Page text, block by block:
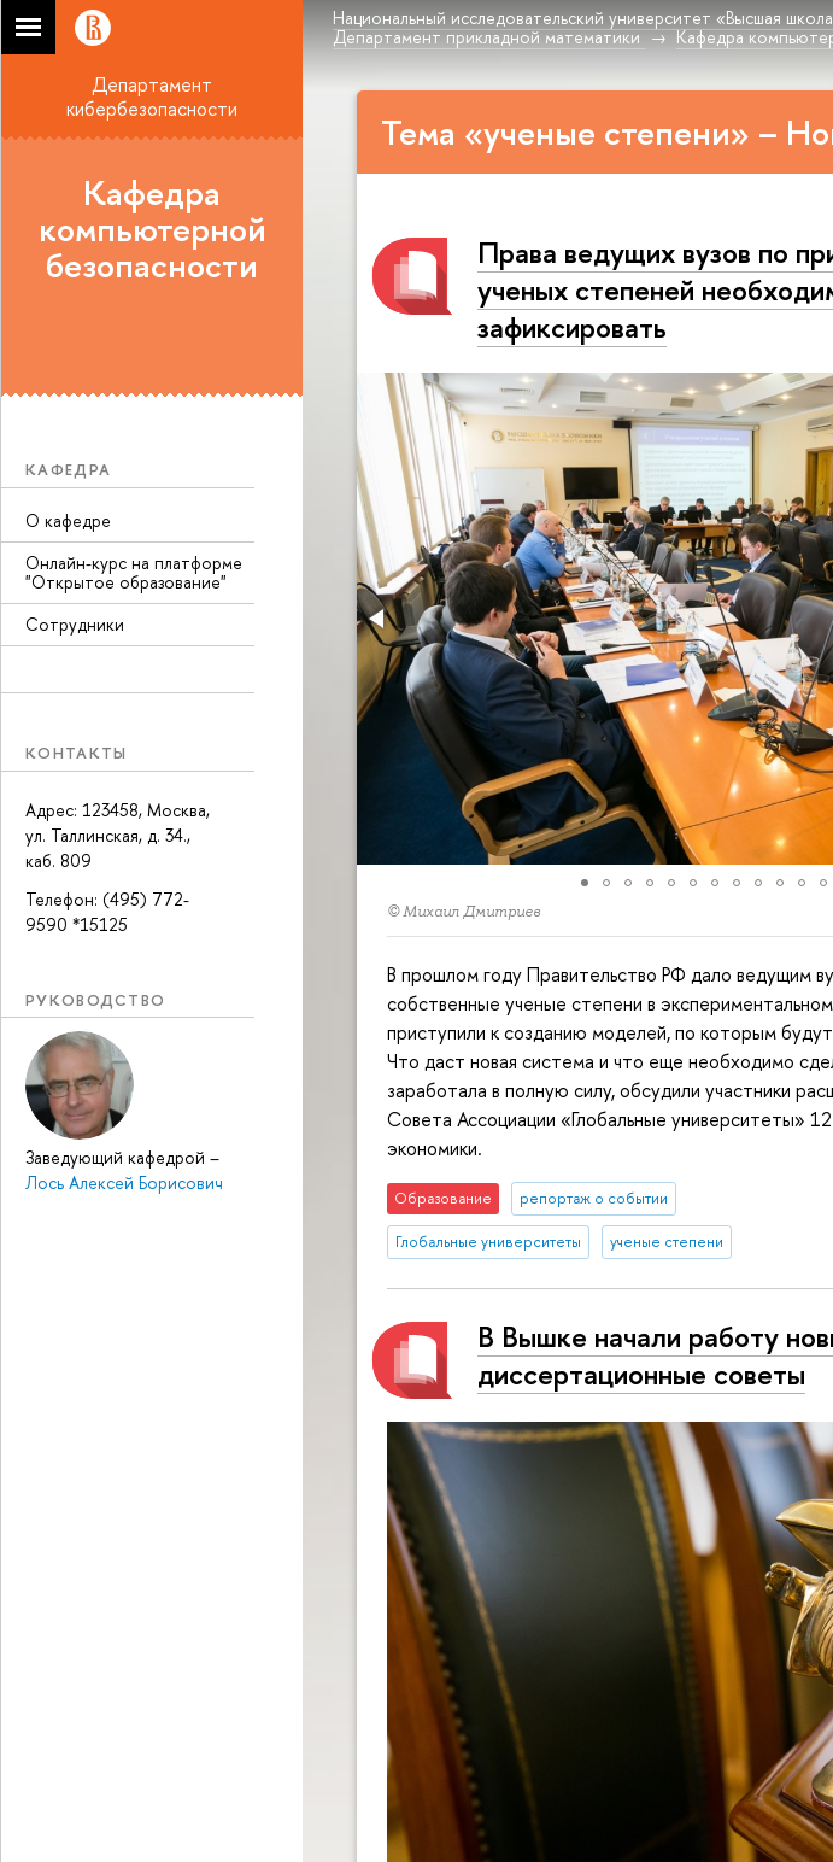
Национальный исследовательский университет «Высшая
Департамент прикладной математики
Кафедра
Департамент
кибербезопасности
Кафедра
компьютерной
безопасности
КАФЕДРА
О кафедре
Онлайн-курс на платформе
"Открытое образование"
Сотрудники
КОНТАКТЫ
Адрес: 123458, Москва,
ул. Таллинская, д. 34.,
каб. 809
Телефон: (495) 772-
9590 *15125
РУКОВОДСТВО
Заведующий кафедрой –
Лось Алексей Борисович
Тема «ученые степени» –
Права ведущих вузов по
ученых степеней
зафиксировать
© Михаил Дмитриев
В прошлом году Правительство РФ дало ведущим
собственные ученые степени в
приступили к созданию моделей, по которым
Что даст новая система и что еще необходимо
заработала в полную силу, обсудили участники
Совета Ассоциации «Глобальные университеты»
экономики.
Образование репортаж о событии
Глобальные университеты ученые степени
В Вышке начали работу
диссертационные советы